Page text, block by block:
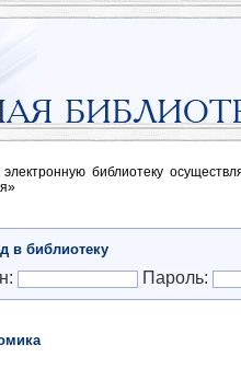
библиотеку
в библиотеку
Пароль: